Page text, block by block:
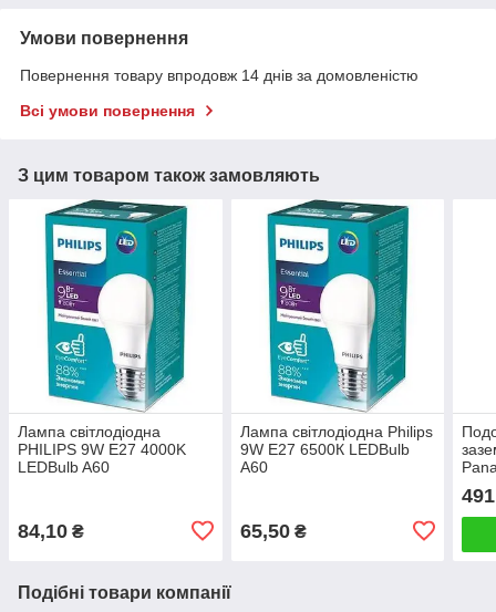
Умови повернення
Повернення товару впродовж 14 днів за домовленістю
Всі умови повернення
З цим товаром також замовляють
Лампа світлодіодна
PHILIPS 9W E27 4000K
LEDBulb A60
84,10 ₴
Лампа світлодіодна Philips
9W E27 6500К LEDBulb
A60
65,50₴
Подібні товари компанії